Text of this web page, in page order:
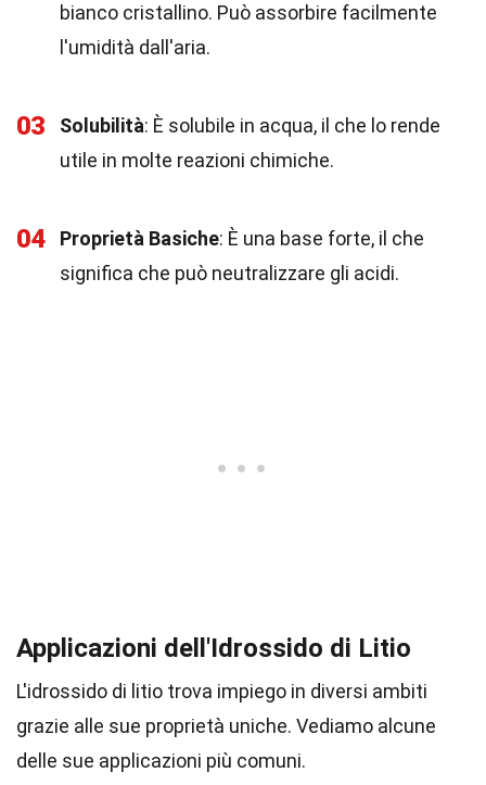
bianco cristallino. Può assorbire facilmente
l'umidità dall'aria.
03 Solubilità: È solubile in acqua, il che lo rende
utile in molte reazioni chimiche.
04 Proprietà Basiche: È una base forte, il che
significa che può neutralizzare gli acidi.
Applicazioni dell'Idrossido di Litio
L'idrossido di litio trova impiego in diversi ambiti
grazie alle sue proprietà uniche. Vediamo alcune
delle sue applicazioni più comuni.